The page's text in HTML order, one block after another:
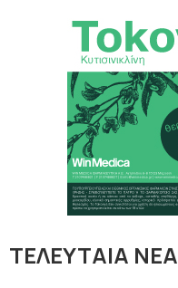
ΤΕΛΕΥΤΑΙΑ ΝΕΑ